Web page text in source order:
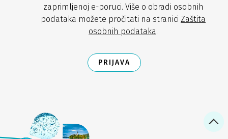
zaprimljenoj e-poruci. Više o obradi osobnih
podataka možete pročitati na stranici Zaštita
osobnih podataka.
PRIJAVA